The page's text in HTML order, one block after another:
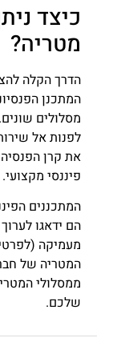
כיצד
מטריה?
הדרך הקלה
המתכנן
מסלולים
לפנות אל
את קרן
פיננסי מקצועי.
המתכננים
הם ידאגו
מעמיקה
המטריה של
ממסלולי
שלכם.